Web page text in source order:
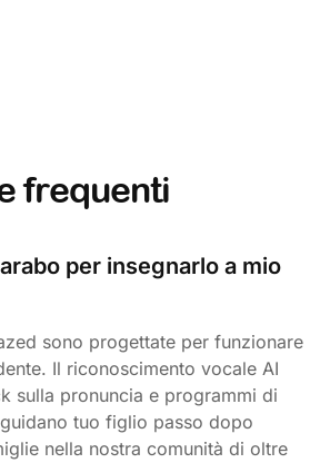
frequenti
per insegnarlo a mio
sono progettate per funzionare
Il riconoscimento vocale AI
sulla pronuncia e programmi di
tuo figlio passo dopo
nella nostra comunità di oltre